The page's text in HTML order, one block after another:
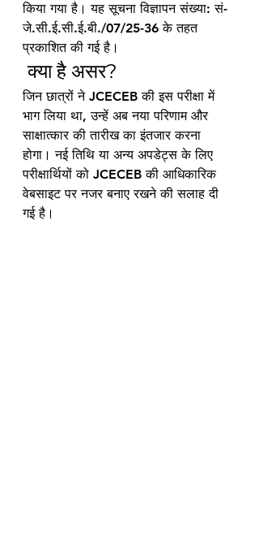
किया गया है। यह सूचना विज्ञापन संख्या: सं-
जे.सी.ई.सी.ई.बी./07/25-36 के तहत
प्रकाशित की गई है।
क्या है असर?
जिन छात्रों ने JCECEB की इस परीक्षा में
भाग लिया था, उन्हें अब नया परिणाम और
साक्षात्कार की तारीख का इंतजार करना
होगा। नई तिथि या अन्य अपडेट्स के लिए
परीक्षार्थियों को JCECEB की आधिकारिक
वेबसाइट पर नजर बनाए रखने की सलाह दी
गई है।